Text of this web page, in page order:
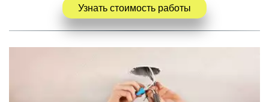
Узнать стоимость работы